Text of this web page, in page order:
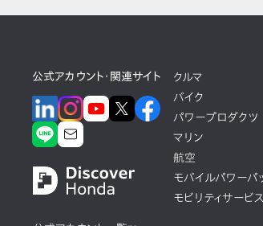
公式アカウント・関連サイト
クルマ
バイク
パワープロダクツ
マリン
航空
モバイルパワーパ
モビリティサービス